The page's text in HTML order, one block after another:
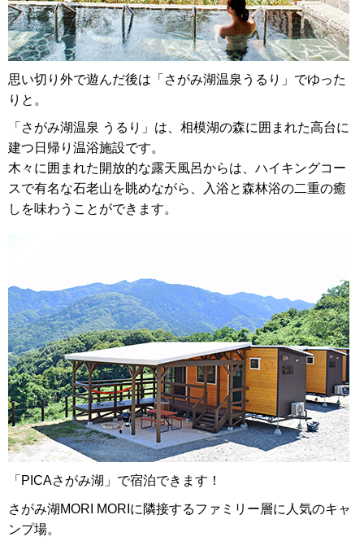
思い切り外で遊んだ後は「さがみ湖温泉うるり」でゆった
りと。
「さがみ湖温泉 うるり」は、相模湖の森に囲まれた高台に
建つ日帰り温浴施設です。
木々に囲まれた開放的な露天風呂からは、ハイキングコー
スで有名な石老山を眺めながら、入浴と森林浴の二重の癒
しを味わうことができます。
「PICAさがみ湖」で宿泊できます！
さがみ湖MORI MORIに隣接するファミリー層に人気のキャ
ンプ場。